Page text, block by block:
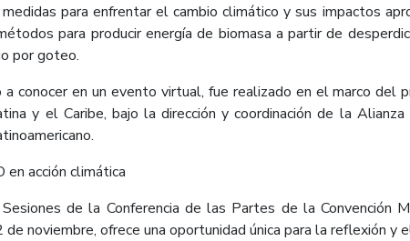
medidas para enfrentar el cambio climático y sus impactos
para producir energía de biomasa a partir de
por goteo.
conocer en un evento virtual, fue realizado en el marco
y el Caribe, bajo la dirección y coordinación de la
en acción climática
de la Conferencia de las Partes de la Convención
noviembre, ofrece una oportunidad única para la reflexión y